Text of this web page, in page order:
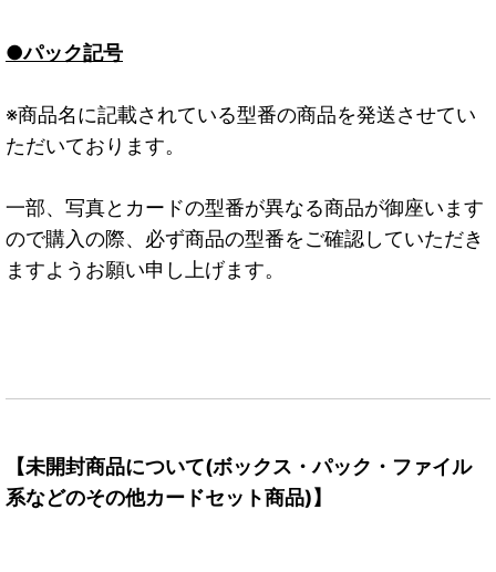
●パック記号
※商品名に記載されている型番の商品を発送させてい
ただいております。
一部、写真とカードの型番が異なる商品が御座います
ので購入の際、必ず商品の型番をご確認していただき
ますようお願い申し上げます。
【未開封商品について(ボックス・パック・ファイル
系などのその他カードセット商品)】